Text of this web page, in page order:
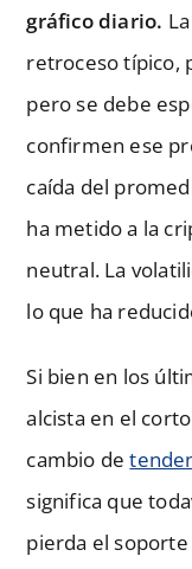
gráfico diario.
retroceso típico,
pero se debe
confirmen ese
caída del
ha metido a la
neutral. La
lo que ha
Si bien en los
alcista en el
cambio de
significa que
pierda el soporte